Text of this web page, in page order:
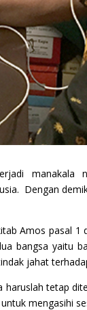
manakala
Dengan
Amos pasal
bangsa yaitu
jahat
tetap
mengasihi